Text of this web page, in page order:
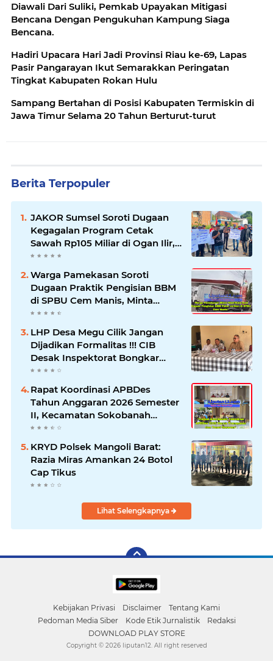
Diawali Dari Suliki, Pemkab Upayakan Mitigasi
Bencana Dengan Pengukuhan Kampung Siaga
Bencana.
Hadiri Upacara Hari Jadi Provinsi Riau ke-69, Lapas
Pasir Pangarayan Ikut Semarakkan Peringatan
Tingkat Kabupaten Rokan Hulu
Sampang Bertahan di Posisi Kabupaten Termiskin di
Jawa Timur Selama 20 Tahun Berturut-turut
Berita Terpopuler
JAKOR Sumsel Soroti Dugaan
Kegagalan Program Cetak
Sawah Rp105 Miliar di Ogan Ilir,
Desak Kadis Pertanian Mundur
Warga Pamekasan Soroti
Dugaan Praktik Pengisian BBM
di SPBU Cem Manis, Minta
Klarifikasi dan Pengawasan
LHP Desa Megu Cilik Jangan
Dijadikan Formalitas !!! CIB
Desak Inspektorat Bongkar
Seluruh Fakta dan Hentikan
Dugaan Permainan Oknum
Rapat Koordinasi APBDes
Tahun Anggaran 2026 Semester
II, Kecamatan Sokobanah
Libatkan 12 Desa
KRYD Polsek Mangoli Barat:
Razia Miras Amankan 24 Botol
Cap Tikus
Lihat Selengkapnya
Kebijakan Privasi Disclaimer
Tentang Kami
Pedoman Media Siber
Kode Etik Jurnalistik
Redaksi
DOWNLOAD PLAY STORE
Copyright © 2026 liputan12. All right reserved